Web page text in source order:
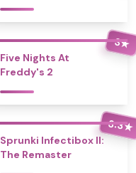
3★
Five Nights At
Freddy's 2
3.3★
Sprunki Infectibox II:
The Remaster